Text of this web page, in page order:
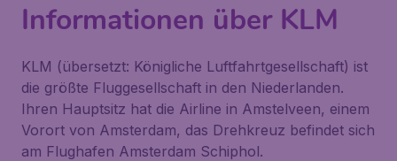
Informationen über KLM
KLM (übersetzt: Königliche Luftfahrtgesellschaft) ist
die größte Fluggesellschaft in den Niederlanden.
Ihren Hauptsitz hat die Airline in Amstelveen, einem
Vorort von Amsterdam, das Drehkreuz befindet sich
am Flughafen Amsterdam Schiphol.